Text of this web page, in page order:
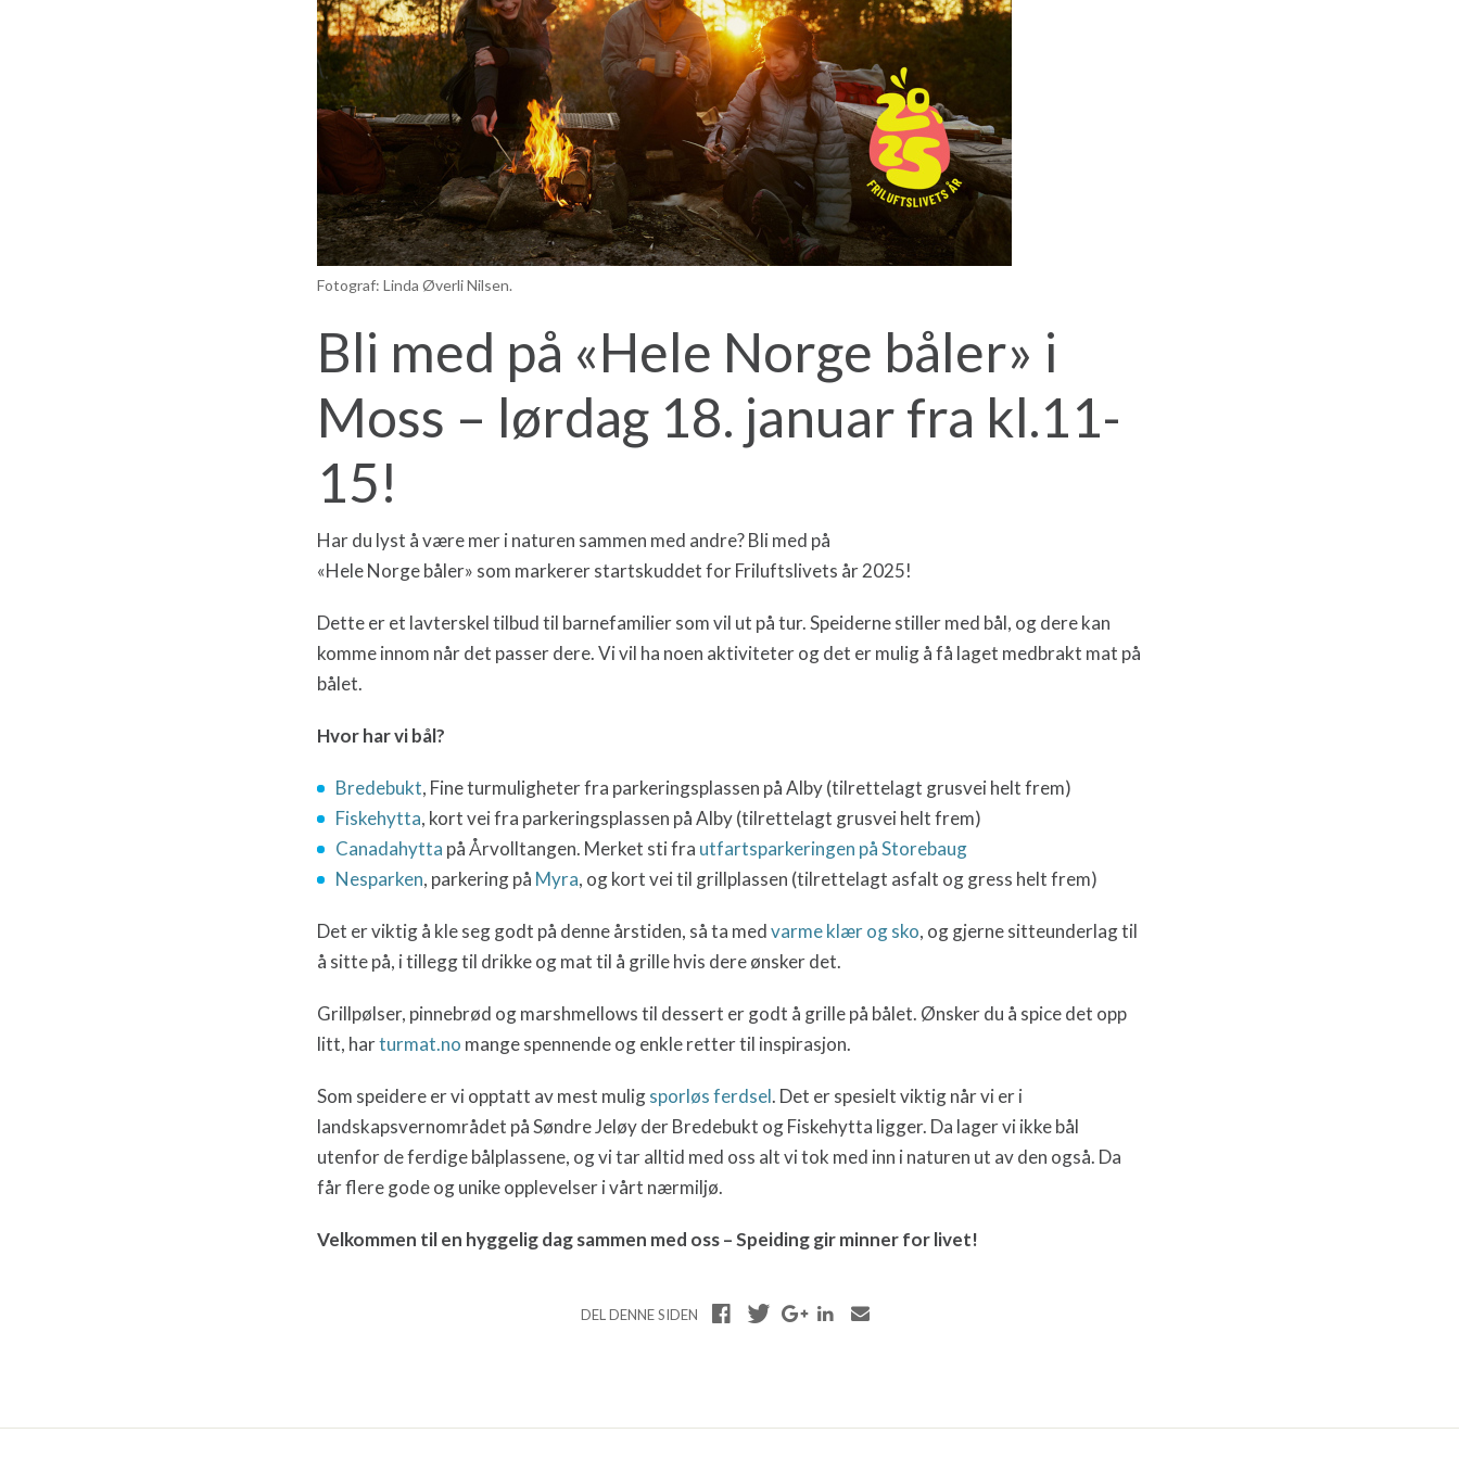
Fotograf: Linda Øverli Nilsen.
Bli med på «Hele Norge båler» i
Moss – lørdag 18. januar fra kl.11-
15!
Har du lyst å være mer i naturen sammen med andre? Bli med på
«Hele Norge båler» som markerer startskuddet for Friluftslivets år 2025!
Dette er et lavterskel tilbud til barnefamilier som vil ut på tur. Speiderne stiller med bål, og dere kan
komme innom når det passer dere. Vi vil ha noen aktiviteter og det er mulig å få laget medbrakt mat på
bålet.
Hvor har vi bål?
Bredebukt, Fine turmuligheter fra parkeringsplassen på Alby (tilrettelagt grusvei helt frem)
Fiskehytta, kort vei fra parkeringsplassen på Alby (tilrettelagt grusvei helt frem)
Canadahytta på Årvolltangen. Merket sti fra utfartsparkeringen på Storebaug
Nesparken, parkering på Myra, og kort vei til grillplassen (tilrettelagt asfalt og gress helt frem)
Det er viktig å kle seg godt på denne årstiden, så ta medvarme klær og sko, og gjerne sitteunderlag til
å sitte på, i tillegg til drikke og mat til å grille hvis dere ønsker det.
Grillpølser, pinnebrød og marshmellows til dessert er godt å grille på bålet. Ønsker du å spice det opp
litt, harturmat.no mange spennende og enkle retter til inspirasjon.
Som speidere er vi opptatt av mest muligsporløs ferdsel. Det er spesielt viktig når vi er i
landskapsvernområdet på Søndre Jeløy der Bredebukt og Fiskehytta ligger. Da lager vi ikke bål
utenfor de ferdige bålplassene, og vi tar alltid med oss alt vi tok med inn i naturen ut av den også. Da
får flere gode og unike opplevelser i vårt nærmiljø.
Velkommen til en hyggelig dag sammen med oss – Speiding gir minner for livet!
DEL DENNE SIDEN